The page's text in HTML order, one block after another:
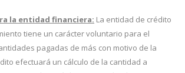
la entidad financiera: La entidad de crédito
tiene un carácter voluntario para el
pagadas de más con motivo de la
efectuará un cálculo de la cantidad a